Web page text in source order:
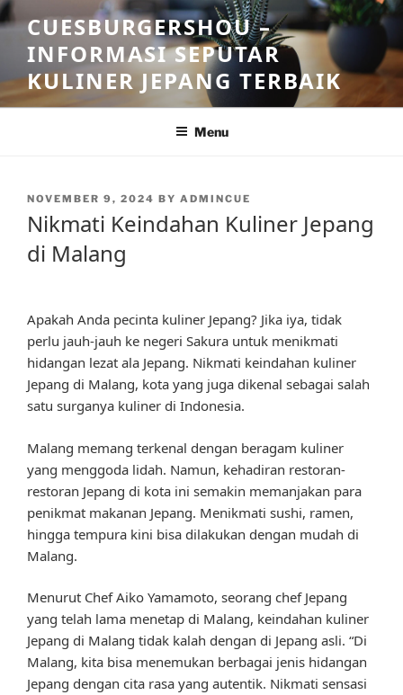
Skip
to
content
CUESBURGERSHOU –
INFORMASI SEPUTAR
KULINER JEPANG TERBAIK
Menu
POSTED
NOVEMBER 9, 2024 BY ADMINCUE
Nikmati Keindahan Kuliner Jepang
di Malang
Apakah Anda pecinta kuliner Jepang? Jika iya, tidak
perlu jauh-jauh ke negeri Sakura untuk menikmati
hidangan lezat ala Jepang. Nikmati keindahan kuliner
Jepang di Malang, kota yang juga dikenal sebagai salah
satu surganya kuliner di Indonesia.
Malang memang terkenal dengan beragam kuliner
yang menggoda lidah. Namun, kehadiran restoran-
restoran Jepang di kota ini semakin memanjakan para
penikmat makanan Jepang. Menikmati sushi, ramen,
hingga tempura kini bisa dilakukan dengan mudah di
Malang.
Menurut Chef Aiko Yamamoto, seorang chef Jepang
yang telah lama menetap di Malang, keindahan kuliner
Jepang di Malang tidak kalah dengan di Jepang asli. “Di
Malang, kita bisa menemukan berbagai jenis hidangan
Jepang dengan cita rasa yang autentik. Nikmati sensasi